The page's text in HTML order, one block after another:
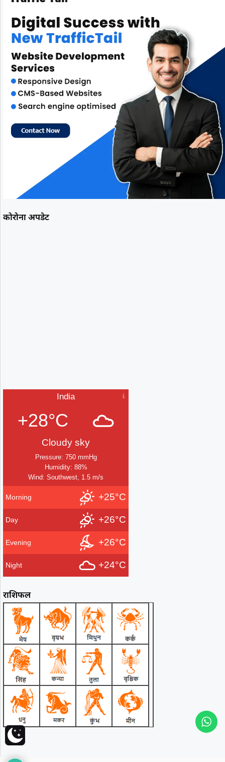
कोरोना अपडेट
India
+28°C
Cloudy sky
Pressure: 750 mmHg
Humidity: 88%
Wind: Southwest, 1.5 m/s
Morning +25°C
Day +26°C
Evening +26°C
Night +24°C
राशिफल